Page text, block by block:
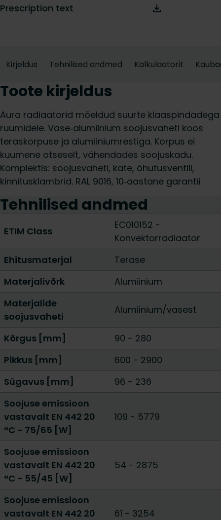
Prescription text
Kirjeldus Tehnilised andmed Kalkulaatorit
Toote kirjeldus
Aura radiaatorid mõeldud suurte klaaspindadega
ruumidele. Vase‑alumiinium soojusvaheti koos
teraskorpuse ja alumiiniumrestiga. Korpus ei
kuumene otseselt, vähendades soojuskadu.
Komplektis: soojusvaheti, kate, õhutusventiil,
kinnitusklambrid. RAL 9016, 10‑aastane garantii.
Tehnilised andmed
ETIM Class
EC010152 -
Konvektorradiaator
Ehitusmaterjal
Terase
Materjalivõrk
Alumiinium
Materjalide
soojusvaheti
Alumiinium/vasest
Kõrgus [mm] 90 - 280
Pikkus [mm]
600 - 2900
Sügavus [mm]
96 - 236
Soojuse emissioon
vastavalt EN 442 20
°C - 75/65 [W]
109 - 5779
Soojuse emissioon
vastavalt EN 442 20
°C - 55/45 [W]
54 - 2875
Soojuse emissioon
vastavalt EN 442 20
61 - 3254